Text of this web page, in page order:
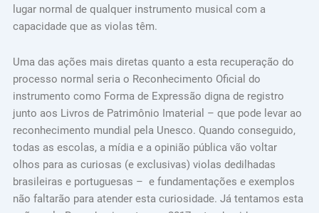
lugar normal de qualquer instrumento musical com a
capacidade que as violas têm.
Uma das ações mais diretas quanto a esta recuperação do
processo normal seria o Reconhecimento Oficial do
instrumento como Forma de Expressão digna de registro
junto aos Livros de Patrimônio Imaterial – que pode levar ao
reconhecimento mundial pela Unesco. Quando conseguido,
todas as escolas, a mídia e a opinião pública vão voltar
olhos para as curiosas (e exclusivas) violas dedilhadas
brasileiras e portuguesas – e fundamentações e exemplos
não faltarão para atender esta curiosidade. Já tentamos esta